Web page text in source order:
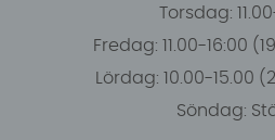
Torsdag:
Fredag: 11.00-16:00
Lördag: 10.00-15.00
Söndag: